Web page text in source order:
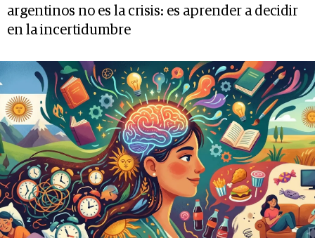
argentinos no es la crisis: es aprender a decidir
en la incertidumbre